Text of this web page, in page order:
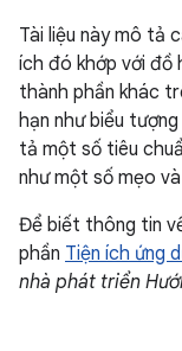
Tài liệu này mô tả
ích đó khớp với đồ
thành phần khác
hạn như biểu
tả một số tiêu
như một số mẹo
Để biết thông tin
phần Tiện ích ứng
nhà phát triển